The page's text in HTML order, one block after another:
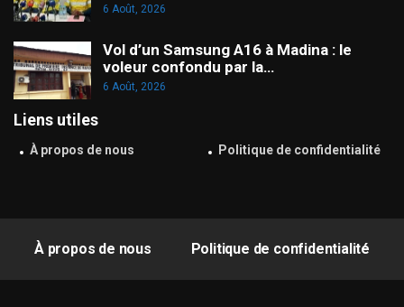
6 Août, 2026
Vol d’un Samsung A16 à Madina : le
voleur confondu par la…
6 Août, 2026
Liens utiles
À propos de nous Politique de confidentialité
À propos de nous Politique de confidentialité